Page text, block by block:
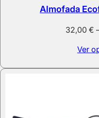
Almofada
32,00€
Ver